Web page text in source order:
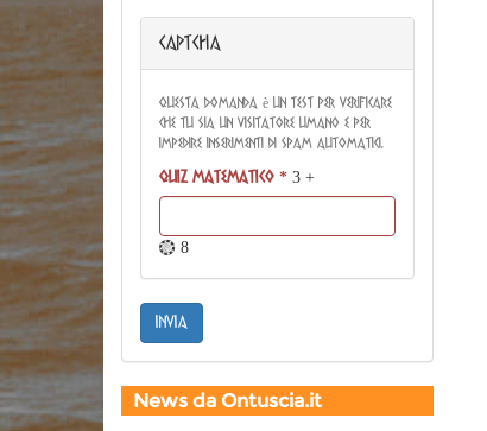
CAPTCHA
Questa domanda è un test per verificare
che tu sia un visitatore umano e per
impedire inserimenti di spam automatici.
Quiz matematico * 3 +
= 8
invia
News da Ontuscia.it